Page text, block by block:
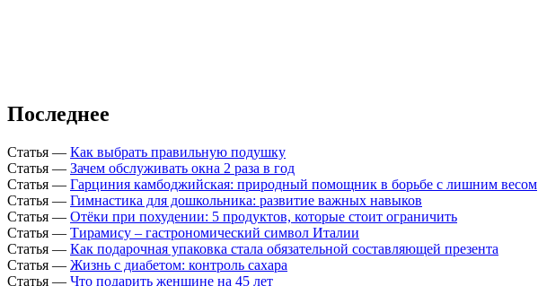
Последнее
Статья — Как выбрать правильную подушку
Статья — Зачем обслуживать окна 2 раза в год
Статья — Гарциния камбоджийская: природный помощник в борьбе с лишним весом
Статья — Гимнастика для дошкольника: развитие важных навыков
Статья — Отёки при похудении: 5 продуктов, которые стоит ограничить
Статья — Тирамису – гастрономический символ Италии
Статья — Как подарочная упаковка стала обязательной составляющей презента
Статья — Жизнь с диабетом: контроль сахара
Статья — Что подарить женщине на 45 лет